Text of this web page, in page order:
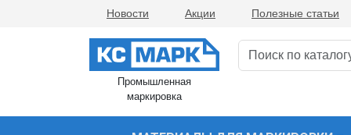
Новости Акции Полезные статьи
Промышленная
маркировка